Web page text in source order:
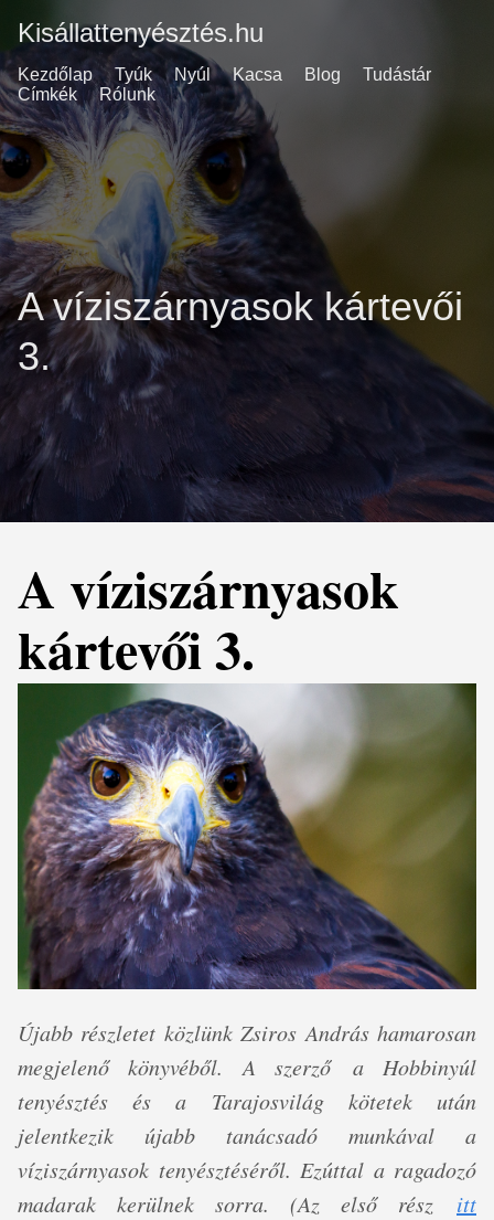
Kisállattenyésztés.hu
Kezdőlap Tyúk Nyúl Kacsa Blog
Tudástár
Címkék
Rólunk
A víziszárnyasok kártevői
3.
A víziszárnyasok
kártevői 3.
Újabb részletet közlünk Zsiros András hamarosan
megjelenő könyvéből. A szerző a Hobbinyúl
tenyésztés és a Tarajosvilág kötetek után
jelentkezik újabb tanácsadó munkával a
víziszárnyasok tenyésztéséről. Ezúttal a ragadozó
madarak kerülnek sorra. (Az első rész itt